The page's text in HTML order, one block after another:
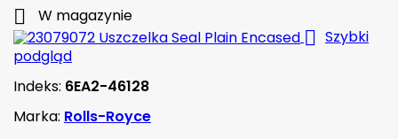
 W magazynie
 Szybki
podgląd
Indeks: 6EA2-46128
Marka: Rolls-Royce